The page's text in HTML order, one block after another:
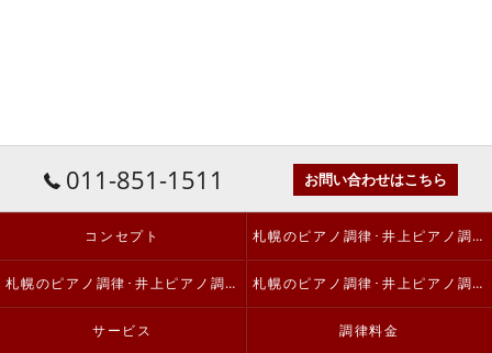
011-851-1511 お問い合わせはこちら
コンセプト 札幌のピアノ調律･井上ピアノ調律事務所の口コミ情報
札幌のピアノ調律･井上ピアノ調律事務所の評判 札幌のピアノ調律･井上ピアノ調律事務所のお客様の声
サービス 調律料金